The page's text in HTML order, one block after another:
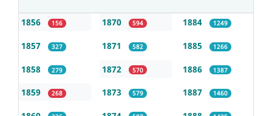
1856 156
1857 327
1858 279
1859 268
1870 594
1871 582
1872 570
1873 579
1884 1249
1885 1266
1886 1387
1887 1460